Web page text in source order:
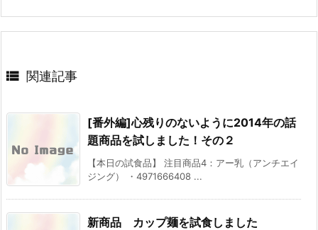
 関連記事
[番外編]心残りのないように2014年の話
題商品を試しました！その２
【本日の試食品】 注目商品4：アー乳（アンチエイ
ジング） ・4971666408 ...
新商品 カップ麺を試食しました